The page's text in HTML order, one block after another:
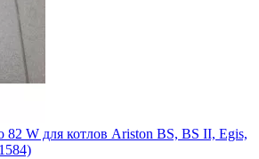
82 W для котлов Ariston BS, BS II, Egis,